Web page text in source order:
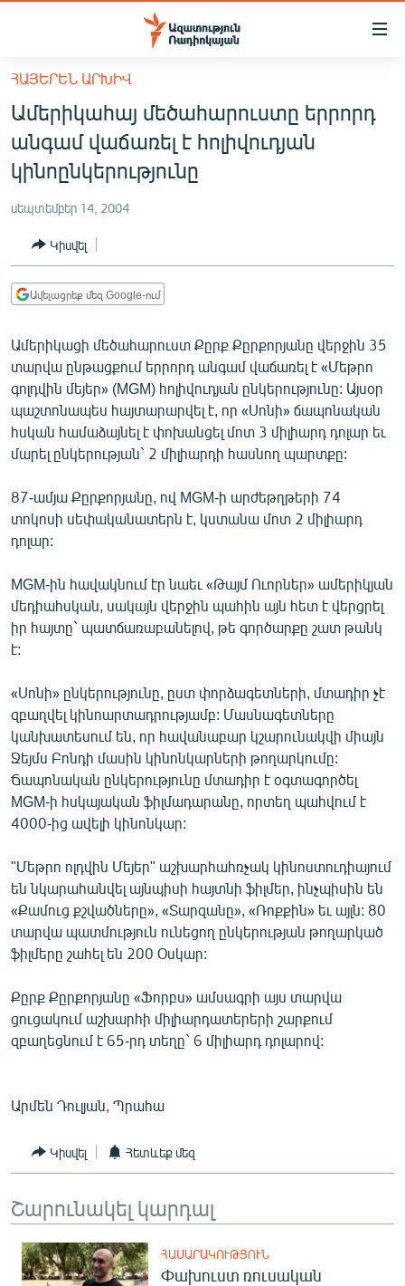
Մատչելիության
հիմնական
բովանդակությանը
Անցնել
հիմնական
մենյուին
ՀԱՅԱՍՏԱՆ
ՔԱՂԱՔԱԿԱՆ
ՀԱՍԱՐԱԿՈՒԹՅՈՒՆ
ՏՆՏԵՍՈՒԹՅՈՒՆ
ՊԱՏԵՐԱԶՄԻ 6 ՇԱԲԱԹՆԵՐԸ
ՏԱՐԱԾԱՇՐՋԱՆ
ՄԻՋԱԶԳԱՅԻՆ
ՄՇԱԿՈՒՅԹ
ՄԵԿՆԱԲԱՆՈՒԹՅՈՒՆ
ՏՏ ԵՒ ԻՆՏԵՐՆԵՏ
ԿՈՐՈՆԱՎԻՐՈՒՍ
ԱՐԽԻՎ
ՏԵՍԱՆՅՈՒԹԵՐ
ՁԳՏԵԼՈՎ ԼԱՎԱԳՈՒՅՆԻՆ
ՓՈԴՔԱՍԹ
Հայերեն
English
Русский
ՀԵՏԵՎԵՔ ՄԵԶ
«Ազատության» բոլոր կայքերը
ՀԱՅԵՐԵՆ ԱՐԽԻՎ
Ամերիկահայ մեծահարուստը երրորդ
անգամ վաճառել է հոլիվուդյան
կինոընկերությունը
սեպտեմբեր 14, 2004
Կիսվել
Ավելացրեք մեզ Google-ում
Ամերիկացի մեծահարուստ Քըրք Քըրքորյանը վերջին 35
տարվա ընթացքում երրորդ անգամ վաճառել է «Մեթրո
գոլդվին մեյեր» (MGM) հոլիվուդյան ընկերությունը: Այսօր
պաշտոնապես հայտարարվել է, որ «Սոնի» ճապոնական
հսկան համաձայնել է փոխանցել մոտ 3 միլիարդ դոլար եւ
մարել ընկերության` 2 միլիարդի հասնող պարտքը:
87-ամյա Քըրքորյանը, ով MGM-ի արժեթղթերի 74
տոկոսի սեփականատերն է, կստանա մոտ 2 միլիարդ
դոլար:
MGM-ին հավակնում էր նաեւ «Թայմ Ուորներ» ամերիկյան
մեդիահսկան, սակայն վերջին պահին այն հետ է վերցրել
իր հայտը` պատճառաբանելով, թե գործարքը շատ թանկ
է:
«Սոնի» ընկերությունը, ըստ փորձագետների, մտադիր չէ
զբաղվել կինոարտադրությամբ: Մասնագետները
կանխատեսում են, որ հավանաբար կշարունակվի միայն
Ջեյմս Բոնդի մասին կինոնկարների թողարկումը:
Ճապոնական ընկերությունը մտադիր է օգտագործել
MGM-ի հսկայական ֆիլմադարանը, որտեղ պահվում է
4000-ից ավելի կինոնկար:
"Մեթրո ոլդվին Մեյեր" աշխարհահռչակ կինոստուդիայում
են նկարահանվել այնպիսի հայտնի ֆիլմեր, ինչպիսին են
«Քամուց քշվածները», «Տարզանը», «Ռոքքին» եւ այլն: 80
տարվա պատմություն ունեցող ընկերության թողարկած
ֆիլմերը շահել են 200 Օսկար:
Քըրք Քըրքորյանը «Ֆորբս» ամսագրի այս տարվա
ցուցակում աշխարհի միլիարդատերերի շարքում
զբաղեցնում է 65-րդ տեղը` 6 միլիարդ դոլարով:
Արմեն Դուլյան, Պրահա
Կիսվել Հետևեք մեզ
Շարունակել կարդալ
ՀԱՍԱՐԱԿՈՒԹՅՈՒՆ
Փախուստ ռուսական